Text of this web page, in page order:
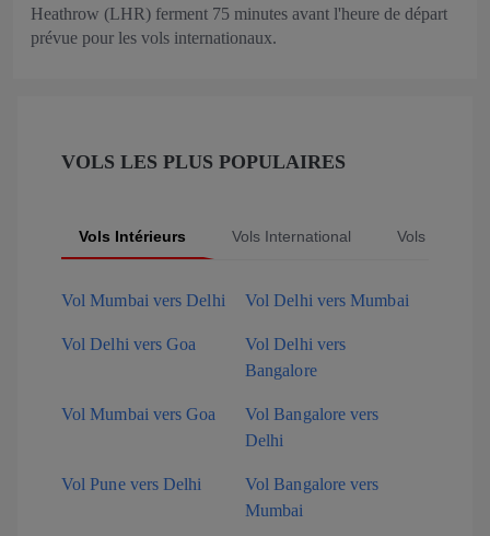
Heathrow (LHR) ferment 75 minutes avant l'heure de départ
prévue pour les vols internationaux.
VOLS LES PLUS POPULAIRES
Vols Intérieurs Vols International Vols
Vol Mumbai vers Delhi Vol Delhi vers Mumbai
Vol Delhi vers Goa
Vol Delhi vers
Bangalore
Vol Mumbai vers Goa
Vol Bangalore vers
Delhi
Vol Pune vers Delhi
Vol Bangalore vers
Mumbai